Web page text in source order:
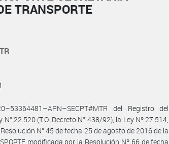
TRANSPORTE
del Registro del
N° 22.520 (T.O. Decreto N° 438/92), la Ley Nº 27.514,
N° 45 de fecha 25 de agosto de 2016 de la
modificada por la Resolución Nº 66 de fecha